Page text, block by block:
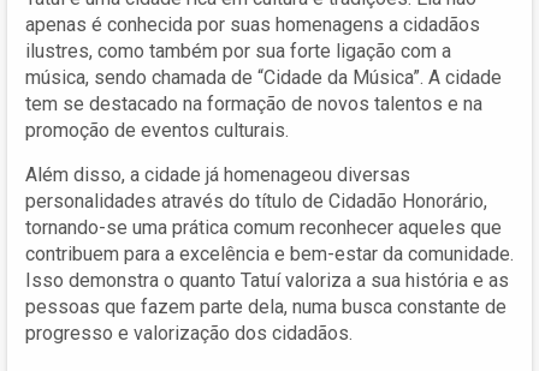
apenas é conhecida por suas homenagens a cidadãos
ilustres, como também por sua forte ligação com a
música, sendo chamada de “Cidade da Música”. A cidade
tem se destacado na formação de novos talentos e na
promoção de eventos culturais.
Além disso, a cidade já homenageou diversas
personalidades através do título de Cidadão Honorário,
tornando-se uma prática comum reconhecer aqueles que
contribuem para a excelência e bem-estar da comunidade.
Isso demonstra o quanto Tatuí valoriza a sua história e as
pessoas que fazem parte dela, numa busca constante de
progresso e valorização dos cidadãos.